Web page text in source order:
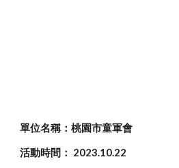
單位名稱：桃園市童軍會
活動時間： 2023.10.22